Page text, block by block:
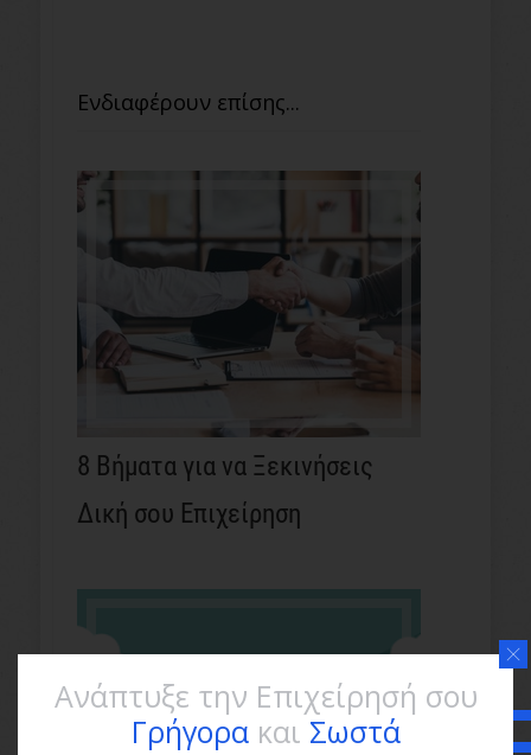
Ενδιαφέρουν επίσης...
8 Βήματα για να Ξεκινήσεις
Δική σου Επιχείρηση
Ανάπτυξε την Επιχείρησή σου
Γρήγορα και Σωστά